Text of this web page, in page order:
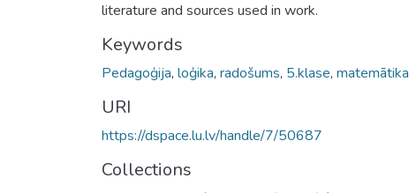
literature and sources used in work.
Keywords
Pedagoģija, loģika, radošums, 5.klase,
URI
https://dspace.lu.lv/handle/7/50687
Collections